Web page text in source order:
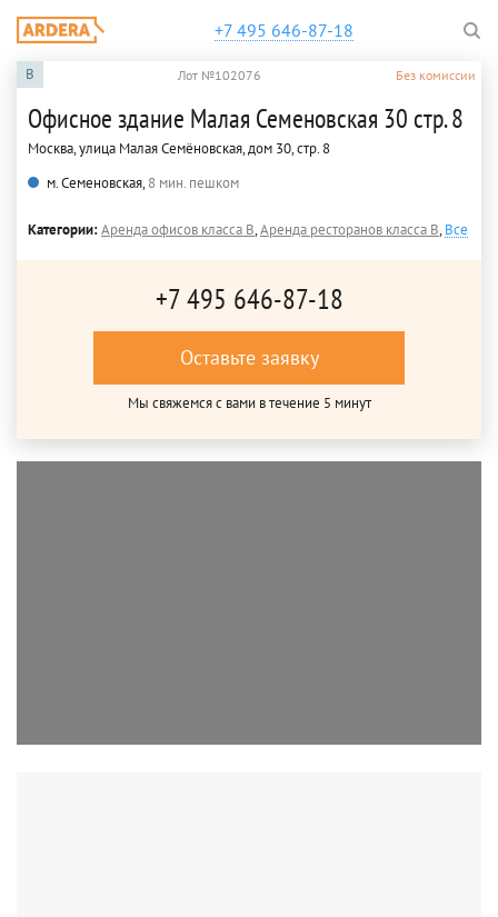
+7 495 646-87-18
B Лот №102076 Без комиссии
Офисное здание Малая Семеновская 30 стр. 8
Москва, улица Малая Семёновская, дом 30, стр. 8
м. Семеновская,8 мин. пешком
Категории:Аренда офисов класса B,Аренда ресторанов класса B,Все
+7 495 646-87-18
Оставьте заявку
Мы свяжемся с вами в течение 5 минут